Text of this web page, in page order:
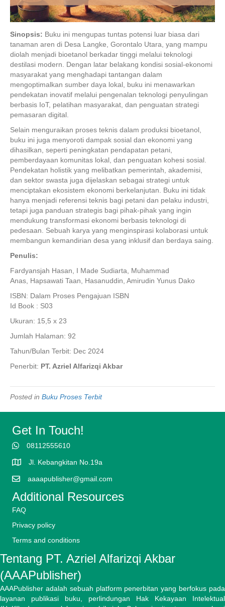
Sinopsis: Buku ini mengupas tuntas potensi luar biasa dari
tanaman aren di Desa Langke, Gorontalo Utara, yang mampu
diolah menjadi bioetanol berkadar tinggi melalui teknologi
destilasi modern. Dengan latar belakang kondisi sosial-ekonomi
masyarakat yang menghadapi tantangan dalam
mengoptimalkan sumber daya lokal, buku ini menawarkan
pendekatan inovatif melalui pengenalan teknologi penyulingan
berbasis IoT, pelatihan masyarakat, dan penguatan strategi
pemasaran digital.
Selain menguraikan proses teknis dalam produksi bioetanol,
buku ini juga menyoroti dampak sosial dan ekonomi yang
dihasilkan, seperti peningkatan pendapatan petani,
pemberdayaan komunitas lokal, dan penguatan kohesi sosial.
Pendekatan holistik yang melibatkan pemerintah, akademisi,
dan sektor swasta juga dijelaskan sebagai strategi untuk
menciptakan ekosistem ekonomi berkelanjutan. Buku ini tidak
hanya menjadi referensi teknis bagi petani dan pelaku industri,
tetapi juga panduan strategis bagi pihak-pihak yang ingin
mendukung transformasi ekonomi berbasis teknologi di
pedesaan. Sebuah karya yang menginspirasi kolaborasi untuk
membangun kemandirian desa yang inklusif dan berdaya saing.
Penulis:
Fardyansjah Hasan, I Made Sudiarta, Muhammad
Anas, Hapsawati Taan, Hasanuddin, Amirudin Yunus Dako
ISBN: Dalam Proses Pengajuan ISBN
Id Book : S03
Ukuran: 15,5 x 23
Jumlah Halaman: 92
Tahun/Bulan Terbit: Dec 2024
Penerbit: PT. Azriel Alfarizqi Akbar
Posted in Buku Proses Terbit
Get In Touch!
08112555610
Jl. Kebangkitan No.19a
aaaapublisher@gmail.com
Additional Resources
FAQ
Privacy policy
Terms and conditions
Tentang PT. Azriel Alfarizqi Akbar
(AAAPublisher)
AAAPublisher adalah sebuah platform penerbitan yang berfokus pada
layanan publikasi buku, perlindungan Hak Kekayaan Intelektual